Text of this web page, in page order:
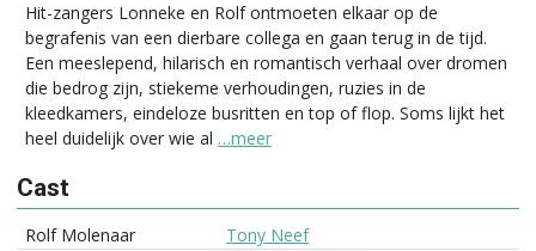
Hit-zangers Lonneke en Rolf ontmoeten elkaar op de
begrafenis van een dierbare collega en gaan terug in de tijd.
Een meeslepend, hilarisch en romantisch verhaal over dromen
die bedrog zijn, stiekeme verhoudingen, ruzies in de
kleedkamers, eindeloze busritten en top of flop. Soms lijkt het
heel duidelijk over wie al …meer
Cast
Rolf Molenaar
Tony Neef